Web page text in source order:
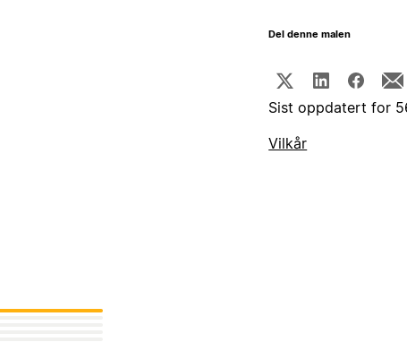
Del denne malen
Sist oppdatert for
Vilkår